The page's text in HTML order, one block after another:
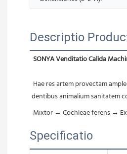
Descriptio
SONYA Venditatio Calida
dentibus animalium sanitatem
Mixtor → Cochleae ferens →
Specificatio